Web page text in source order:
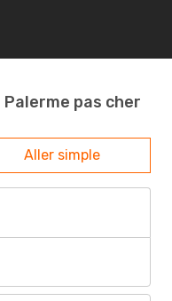
pas cher
Aller simple